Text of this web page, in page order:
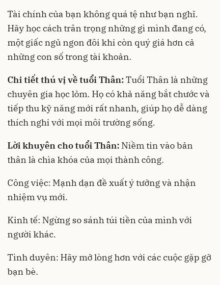
Tài chính của bạn không quá tệ như bạn nghĩ.
Hãy học cách trân trọng những gì mình đang có,
một giấc ngủ ngon đôi khi còn quý giá hơn cả
những con số trong tài khoản.
Chi tiết thú vị về tuổi Thân:Tuổi Thân là những
chuyên gia học lỏm. Họ có khả năng bắt chước và
tiếp thu kỹ năng mới rất nhanh, giúp họ dễ dàng
thích nghi với mọi môi trường sống.
Lời khuyên cho tuổi Thân: Niềm tin vào bản
thân là chìa khóa của mọi thành công.
Công việc: Mạnh dạn đề xuất ý tưởng và nhận
nhiệm vụ mới.
Kinh tế: Ngừng so sánh túi tiền của mình với
người khác.
Tình duyên: Hãy mở lòng hơn với các cuộc gặp gỡ
bạn bè.